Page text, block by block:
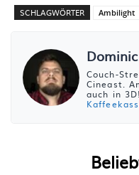
SCHLAGWÖRTER Ambilight
Couch-
Cineast.
auch in 3D!